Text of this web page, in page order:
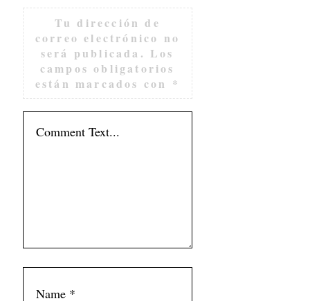
Tu dirección de
correo electrónico no
será publicada. Los
campos obligatorios
están marcados con *